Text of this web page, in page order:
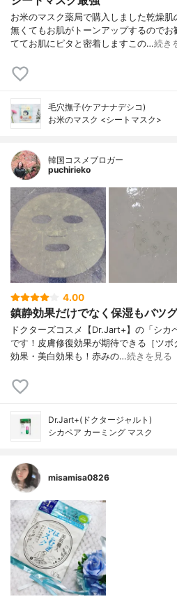
お米のマスク薬局で購入しました乾燥
無くてもお肌がトーンアップするのでお
ててお肌にピタと密着しますこの…続き
毛穴撫子(ケアナナデシコ)
お米のマスク <シートマスク>
韓国コスメブロガー
puchirieko
4.00
鎮静効果だけでなく保湿もバ
ドクターズコスメ【Dr.Jart+】の「シカ
です！皮膚修復効果が期待できる［ツボ
効果・美白効果も！赤みの…続きを見る
Dr.Jart+(ドクタージャルト)
シカペア カーミング マスク
misamisa0826